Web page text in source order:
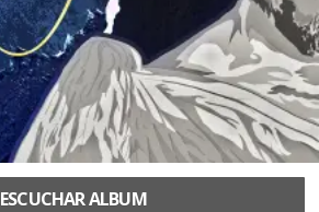
ESCUCHAR ALBUM